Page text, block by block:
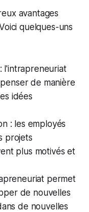
avantages
quelques-uns
l'intrapreneuriat
de manière
idées
: les employés
projets
plus motivés et
permet
de nouvelles
de nouvelles